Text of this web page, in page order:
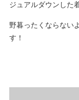
ジュアルダウンした
野暮ったくならない
す！